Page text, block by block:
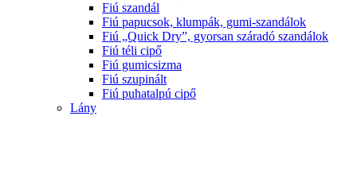
Fiú szandál
Fiú papucsok, klumpák, gumi-szandálok
Fiú „Quick Dry”, gyorsan száradó szandálok
Fiú téli cipő
Fiú gumicsizma
Fiú szupinált
Fiú puhatalpú cipő
Lány